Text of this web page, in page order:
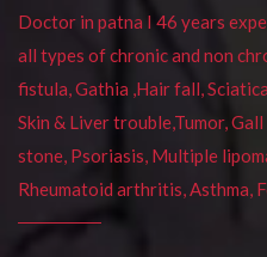
Doctor in patna I 46 years
all types of chronic and non
fistula, Gathia ,Hair fall,
Skin & Liver trouble,Tumor,
stone, Psoriasis, Multiple
Rheumatoid arthritis, Asthma,